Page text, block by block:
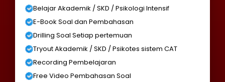
Belajar Akademik / SKD / Psikologi Intensif
E-Book Soal dan Pembahasan
Drilling Soal Setiap pertemuan
Tryout Akademik / SKD / Psikotes sistem CAT
Recording Pembelajaran
Free Video Pembahasan Soal